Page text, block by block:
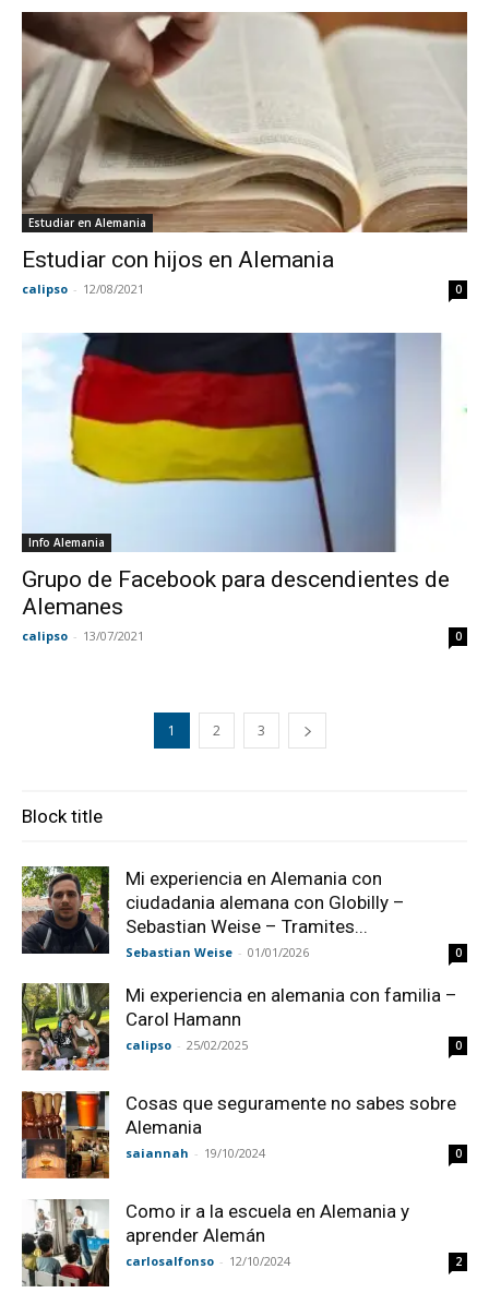
Estudiar en Alemania
Estudiar con hijos en Alemania
calipso - 12/08/2021 0
Info Alemania
Grupo de Facebook para descendientes de
Alemanes
calipso - 13/07/2021 0
1 2 3
Block title
Mi experiencia en Alemania con
ciudadania alemana con Globilly –
Sebastian Weise – Tramites...
Sebastian Weise - 01/01/2026 0
Mi experiencia en alemania con familia –
Carol Hamann
calipso - 25/02/2025 0
Cosas que seguramente no sabes sobre
Alemania
saiannah - 19/10/2024 0
Como ir a la escuela en Alemania y
aprender Alemán
carlosalfonso - 12/10/2024 2